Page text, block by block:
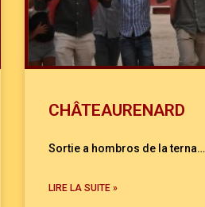
CHÂTEAURENARD
Sortie a hombros de la terna…
LIRE LA SUITE »